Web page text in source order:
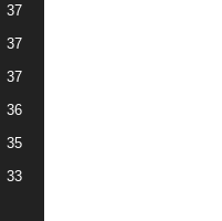
37
37
37
36
35
33